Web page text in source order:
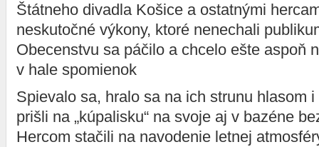
Štátneho divadla Košice a ostatnými
neskutočné výkony, ktoré nenechali
Obecenstvu sa páčilo a chcelo ešte aspoň
v hale spomienok
Spievalo sa, hralo sa na ich strunu hlasom
prišli na „kúpalisku“ na svoje aj v bazéne
Hercom stačili na navodenie letnej